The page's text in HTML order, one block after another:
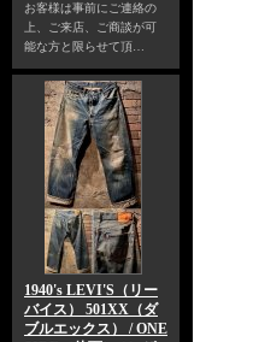
お客様は事前にご連絡の
上、ご来店、ご商談が可
能な方と限らせて頂…
1940's LEVI'S（リー
バイス） 501XX（ダ
ブルエックス） / ONE